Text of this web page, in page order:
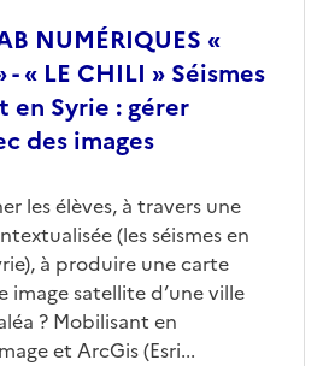
NUMÉRIQUES «
- « LE CHILI » Séismes
en Syrie : gérer
des images
les élèves, à travers une
(les séismes en
à produire une carte
image satellite d’une ville
? Mobilisant en
et ArcGis (Esri...